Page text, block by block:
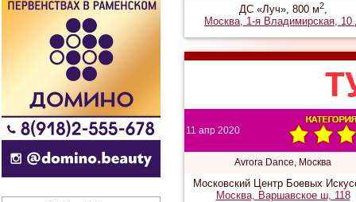
ДС «Луч», 800 м2,
Москва, 1-я Владимирская, 10
11 апр 2020
Avrora Dance, Москва
Московский Центр Боевых
Москва, Варшавское ш, 118